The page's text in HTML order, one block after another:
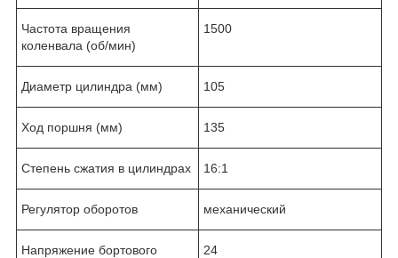
Частота вращения
коленвала (об/мин)
1500
Диаметр цилиндра (мм) 105
Ход поршня (мм) 135
Степень сжатия в цилиндрах 16:1
Регулятор оборотов механический
Напряжение бортового
24